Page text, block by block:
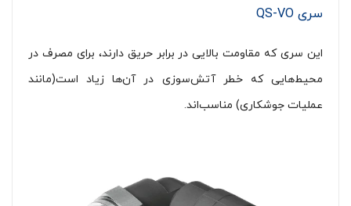
سری QS-VO
این سری که مقاومت بالایی در برابر حریق دارند، برای مصرف در
محیط‌هایی که خطر آتش‌سوزی در آن‌ها زیاد است(مانند
عملیات جوشکاری) مناسب‌اند.